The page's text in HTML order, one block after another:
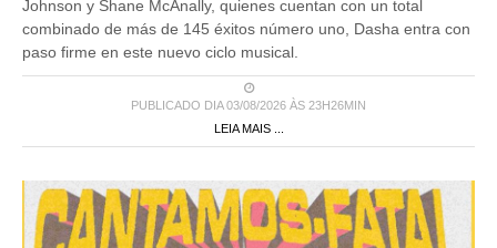
Johnson y Shane McAnally, quienes cuentan con un total
combinado de más de 145 éxitos número uno, Dasha entra con
paso firme en este nuevo ciclo musical.
PUBLICADO DIA 03/08/2026 ÀS 23H26MIN
LEIA MAIS ...